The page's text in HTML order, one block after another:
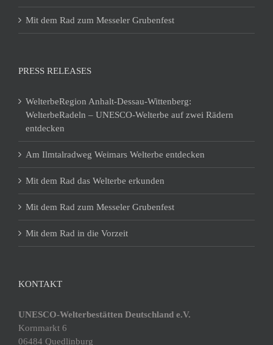
Mit dem Rad zum Messeler Grubenfest
PRESS RELEASES
WelterbeRegion Anhalt-Dessau-Wittenberg:
WelterbeRadeln – UNESCO-Welterbe auf zwei Rädern
entdecken
Am Ilmtalradweg Weimars Welterbe entdecken
Mit dem Rad das Welterbe erkunden
Mit dem Rad zum Messeler Grubenfest
Mit dem Rad in die Vorzeit
KONTAKT
UNESCO-Welterbestätten Deutschland e.V.
Kornmarkt 6
06484 Quedlinburg